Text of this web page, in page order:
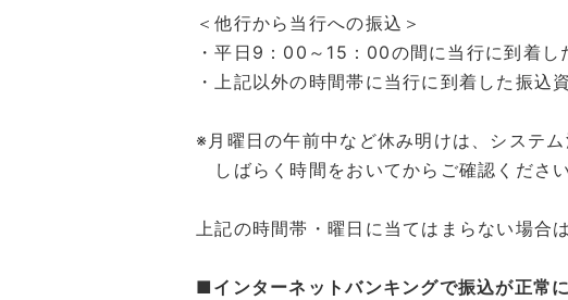
＜他行から当行への振込＞
・平日9：00～15：00の間に当行に到着し
・上記以外の時間帯に当行に到着した振込
※月曜日の午前中など休み明けは、システ
しばらく時間をおいてからご確認ください
上記の時間帯・曜日に当てはまらない場合
■インターネットバンキングで振込が正常